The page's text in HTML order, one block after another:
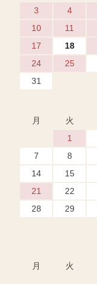
3
4
10
11
17
18
24
25
31
月
火
1
7
8
14
15
21
22
28
29
月
火